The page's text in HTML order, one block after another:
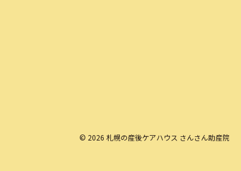
© 2026 札幌の産後ケアハウス さんさん助産院